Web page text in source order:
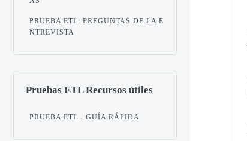
PRUEBA ETL: PREGUNTAS DE LA E
NTREVISTA
Pruebas ETL Recursos útiles
PRUEBA ETL - GUÍA RÁPIDA